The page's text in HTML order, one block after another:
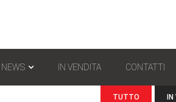
NEWS IN VENDITA CONTATTI
TUTTO